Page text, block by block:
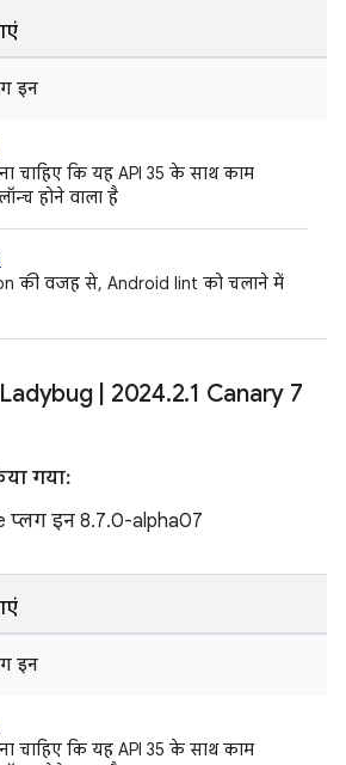
इन
चाहिए कि यह API 35 के साथ काम
होने वाला है
की वजह से, Android lint को चलाने में
2024.2.1 Canary 7
गया:
प्लग इन 8.7.0-alpha07
इन
चाहिए कि यह API 35 के साथ काम